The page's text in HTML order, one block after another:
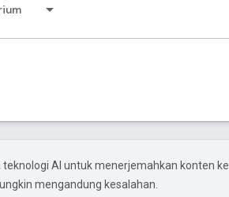
AI untuk menerjemahkan konten ke
mengandung kesalahan.